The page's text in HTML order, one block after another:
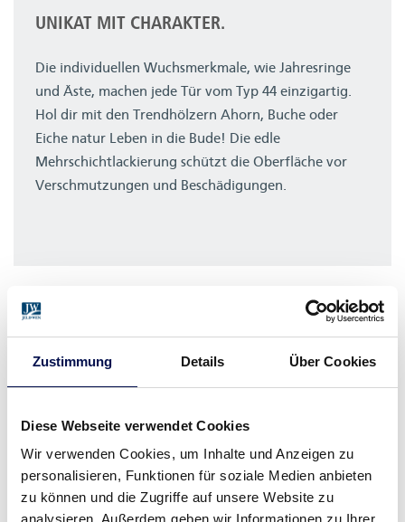
Zustimmung Details Über Cookies
Diese Webseite verwendet Cookies
Wir verwenden Cookies, um Inhalte und Anzeigen zu
personalisieren, Funktionen für soziale Medien anbieten
zu können und die Zugriffe auf unsere Website zu
analysieren. Außerdem geben wir Informationen zu Ihrer
UNIKAT MIT CHARAKTER.
Die individuellen Wuchsmerkmale, wie Jahresringe
und Äste, machen jede Tür vom Typ 44 einzigartig.
Hol dir mit den Trendhölzern Ahorn, Buche oder
Eiche natur Leben in die Bude! Die edle
Mehrschichtlackierung schützt die Oberfläche vor
Verschmutzungen und Beschädigungen.
KANN ICH DIE WANDSTÄRKE BEI
ZARGEN ANPASSEN?
MEHR